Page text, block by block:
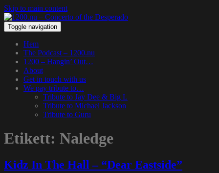
Skip to main content
Toggle navigation
Hem
The Podcast – 1200.nu
1200 – Hangin’ Out…
About
Get in touch with us
We pay tribute to…
Tribute to Jay Dee & Big L
Tribute to Michael Jackson
Tribute to Guru
Etikett: Naledge
Kidz In The Hall – “Dear Eastside”